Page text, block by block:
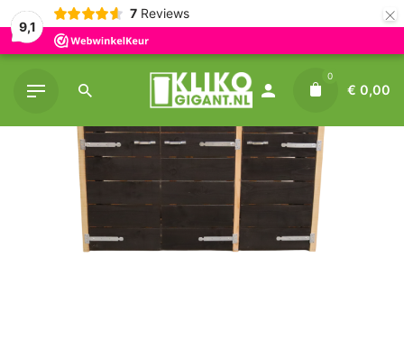
9,1
7 Reviews ×
€ 0,00
0